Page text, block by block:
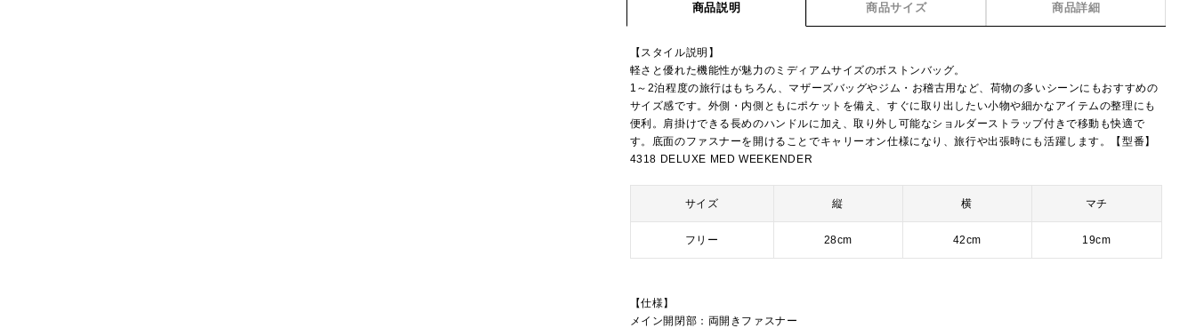
商品説明 商品サイズ 商品詳細
【スタイル説明】
軽さと優れた機能性が魅力のミディアムサイズのボストンバッグ。
1～2泊程度の旅行はもちろん、マザーズバッグやジム・お稽古用など、荷物の多いシーンにもおすすめの
サイズ感です。外側・内側ともにポケットを備え、すぐに取り出したい小物や細かなアイテムの整理にも
便利。肩掛けできる長めのハンドルに加え、取り外し可能なショルダーストラップ付きで移動も快適で
す。底面のファスナーを開けることでキャリーオン仕様になり、旅行や出張時にも活躍します。【型番】
4318 DELUXE MED WEEKENDER
サイズ 縦 横 マチ
フリー 28cm 42cm 19cm
【仕様】
メイン開閉部：両開きファスナー